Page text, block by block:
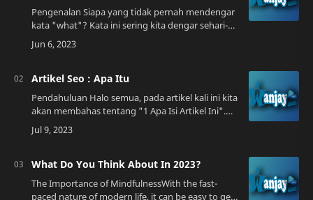
Pengenalan Siapa yang tidak pernah mendengar
kata "what"? Kata ini sering kita dengar sehari-
hari dalam percakapan dengan orang lain atau
dalam media sosial. Namun, tahukah Anda…
Artikel Seo : Apa Itu
Pendahuluan Halo semua, pada artikel kali ini kita
akan membahas tentang "1 Apa Isi Artikel Ini".
Apakah itu? Apa manfaatnya? Dan bagaimana
cara menggunakannya? Mari kita bahas …
What Do You Think About In 2023?
The Importance of MindfulnessWith the fast-
paced nature of modern life, it can be easy to get